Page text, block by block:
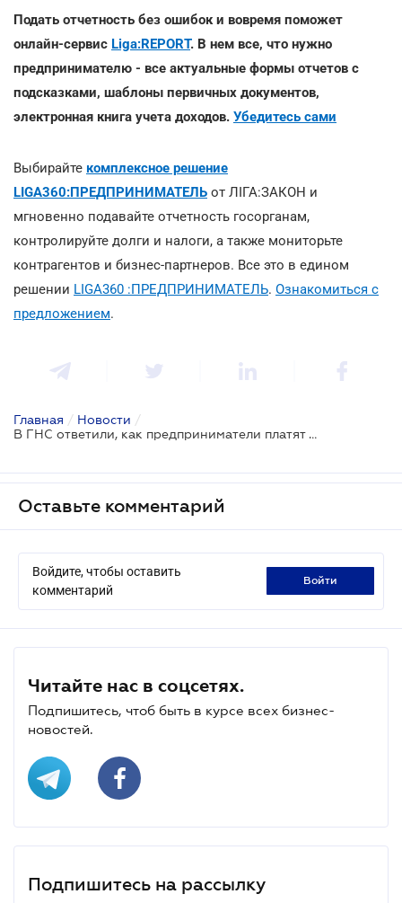
Подать отчетность без ошибок и вовремя поможет
онлайн-сервис Liga:REPORT. В нем все, что нужно
предпринимателю - все актуальные формы отчетов с
подсказками, шаблоны первичных документов,
электронная книга учета доходов. Убедитесь сами
Выбирайте комплексное решение
LIGA360:ПРЕДПРИНИМАТЕЛЬ от ЛІГА:ЗАКОН и
мгновенно подавайте отчетность госорганам,
контролируйте долги и налоги, а также мониторьте
контрагентов и бизнес-партнеров. Все это в едином
решении LIGA360 :ПРЕДПРИНИМАТЕЛЬ. Ознакомиться с
предложением.
Главная / Новости /
В ГНС ответили, как предприниматели платят единый налог в период больничного
Оставьте комментарий
Войдите, чтобы оставить
комментарий
войти
Читайте нас в соцсетях.
Подпишитесь, чтоб быть в курсе всех бизнес-
новостей.
Подпишитесь на рассылку